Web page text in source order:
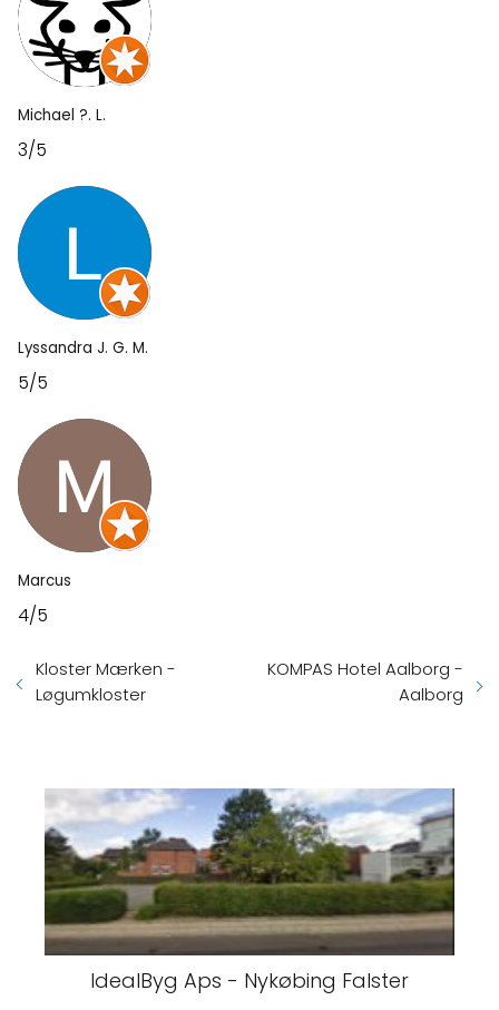
Michael ?. L.
3/5
Lyssandra J. G. M.
5/5
Marcus
4/5
Kloster Mærken -
Løgumkloster
KOMPAS Hotel Aalborg -
Aalborg
IdealByg Aps - Nykøbing Falster